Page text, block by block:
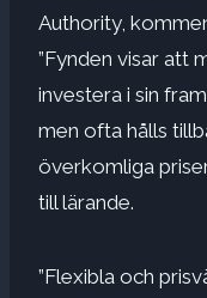
Authority,
”Fynden visar att
investera i sin
men ofta hålls
överkomliga
till lärande.
”Flexibla och